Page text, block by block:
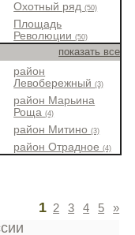
Охотный ряд(50)
Площадь
Революции(50)
показать все
район
Левобережный(3)
район Марьина
Роща(4)
район Митино(3)
район Отрадное(4)
1 2 3 4 5 »